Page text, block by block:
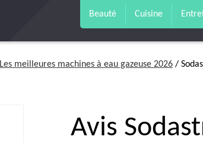
Beauté Cuisine
Les meilleures machines à eau gazeuse 2026 /
Avis